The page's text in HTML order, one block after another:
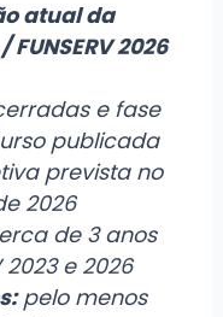
atual da
2026
e fase
publicada
prevista no
2026
de 3 anos
2023 e 2026
pelo menos